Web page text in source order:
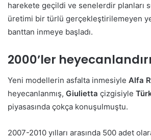
harekete geçildi ve senelerdir planları
üretimi bir türlü gerçekleştirilemeyen
banttan inmeye başladı.
2000’ler
Yeni modellerin asfalta inmesiyle Alfa
heyecanlanmış, Giulietta çizgisiyle
piyasasında çokça konuşulmuştu.
2007-2010 yılları arasında 500 adet